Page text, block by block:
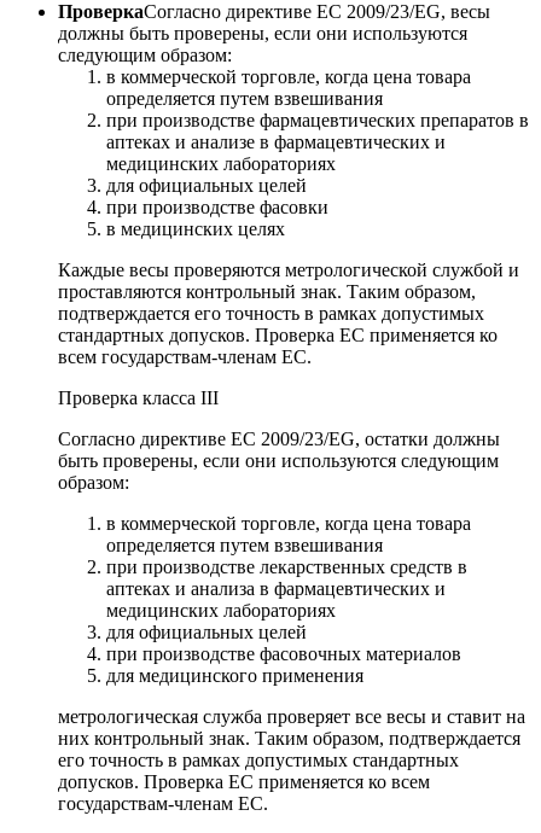
ПроверкаСогласно директиве ЕС 2009/23/EG, весы
должны быть проверены, если они используются
следующим образом:
в коммерческой торговле, когда цена товара
определяется путем взвешивания
при производстве фармацевтических препаратов в
аптеках и анализе в фармацевтических и
медицинских лабораториях
для официальных целей
при производстве фасовки
в медицинских целях
Каждые весы проверяются метрологической службой и
проставляются контрольный знак. Таким образом,
подтверждается его точность в рамках допустимых
стандартных допусков. Проверка ЕС применяется ко
всем государствам-членам ЕС.
Проверка класса III
Согласно директиве ЕС 2009/23/EG, остатки должны
быть проверены, если они используются следующим
образом:
в коммерческой торговле, когда цена товара
определяется путем взвешивания
при производстве лекарственных средств в
аптеках и анализа в фармацевтических и
медицинских лабораториях
для официальных целей
при производстве фасовочных материалов
для медицинского применения
метрологическая служба проверяет все весы и ставит на
них контрольный знак. Таким образом, подтверждается
его точность в рамках допустимых стандартных
допусков. Проверка ЕС применяется ко всем
государствам-членам ЕС.